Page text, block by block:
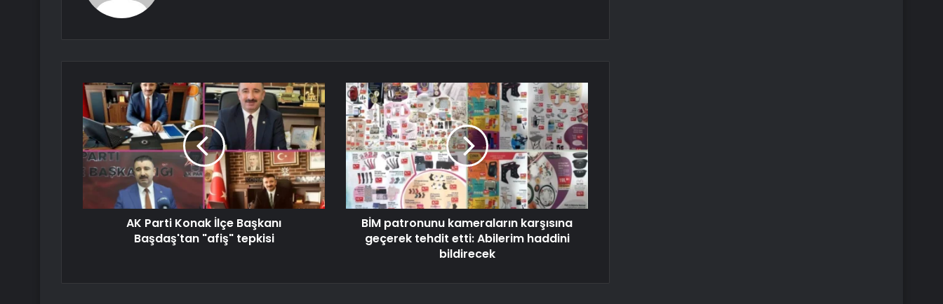
AK Parti Konak İlçe Başkanı
Başdaş'tan "afiş" tepkisi
BİM patronunu kameraların karşısına
geçerek tehdit etti: Abilerim haddini
bildirecek